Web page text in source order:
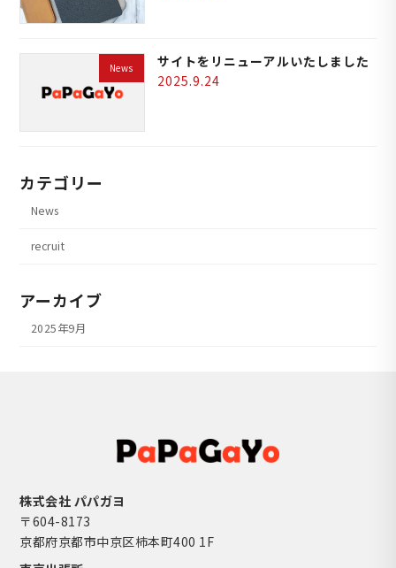
News
サイトをリニューアルいたしました
2025.9.24
カテゴリー
News
recruit
アーカイブ
2025年9月
株式会社 パパガヨ
〒604-8173
京都府京都市中京区柿本町400 1F